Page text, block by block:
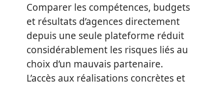
Comparer les compétences, budgets
et résultats d’agences directement
depuis une seule plateforme réduit
considérablement les risques liés au
choix d’un mauvais partenaire.
L’accès aux réalisations concrètes et